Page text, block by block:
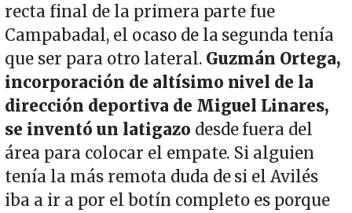
recta final de la primera parte fue
Campabadal, el ocaso de la segunda tenía
que ser para otro lateral. Guzmán Ortega,
incorporación de altísimo nivel de la
dirección deportiva de Miguel Linares,
se inventó un latigazo desde fuera del
área para colocar el empate. Si alguien
tenía la más remota duda de si el Avilés
iba a ir a por el botín completo es porque